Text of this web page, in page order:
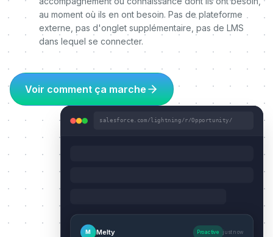
au moment où ils en ont besoin. Pas de plateforme
externe, pas d'onglet supplémentaire, pas de LMS
dans lequel se connecter.
Voir comment ça marche
salesforce.com/lightning/r/Opportunity/
M Melty Proactive just now